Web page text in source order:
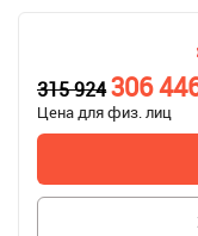
315 924306
Цена для физ. лиц